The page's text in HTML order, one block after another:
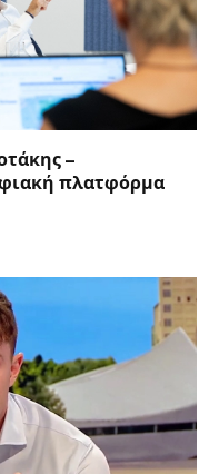
–
πλατφόρμα